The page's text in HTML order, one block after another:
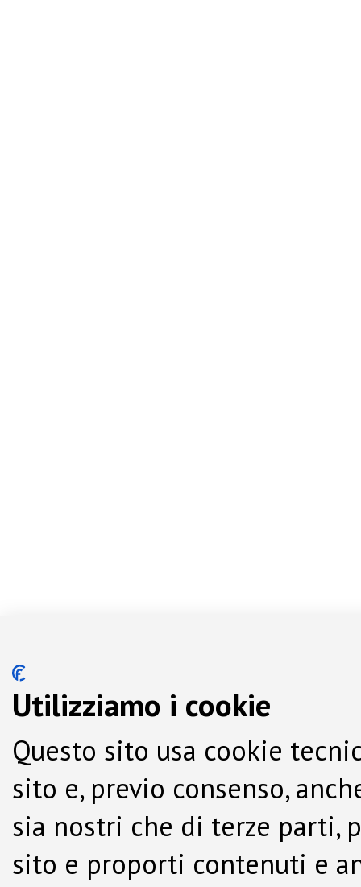
Utilizziamo i cookie
Questo sito usa cookie
sito e, previo consenso,
sia nostri che di terze parti,
sito e proporti contenuti e